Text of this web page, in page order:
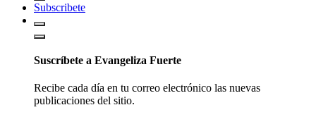
Subscribete
Suscríbete a Evangeliza Fuerte
Recibe cada día en tu correo electrónico las nuevas
publicaciones del sitio.